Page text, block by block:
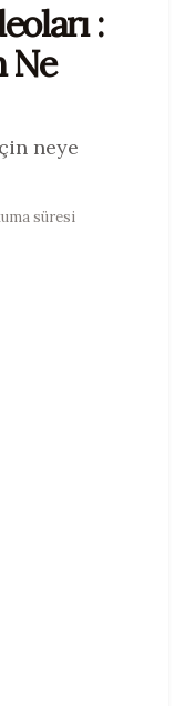
:
Ne
neye
süresi